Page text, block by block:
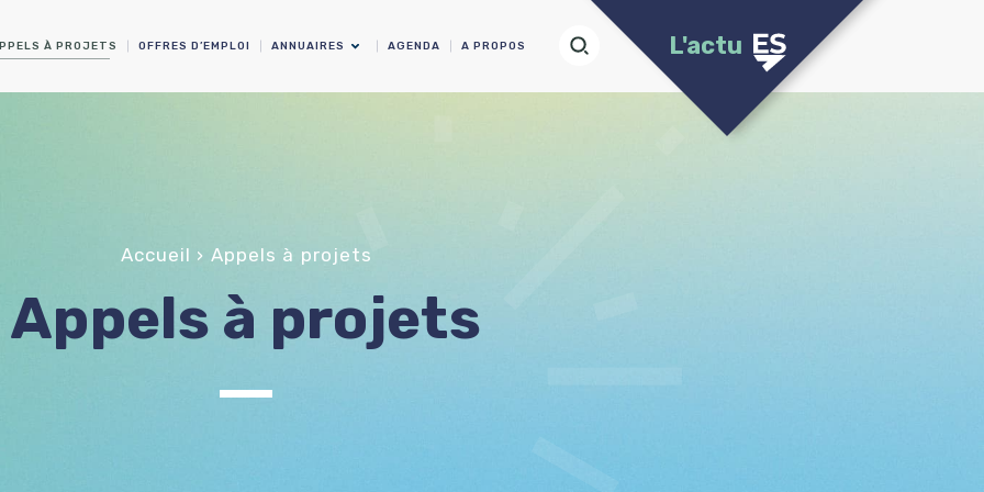
À PROJETS OFFRES D’EMPLOI ANNUAIRES AGENDA A PROPOS L'actu
Accueil › Appels à projets
Appels à projets